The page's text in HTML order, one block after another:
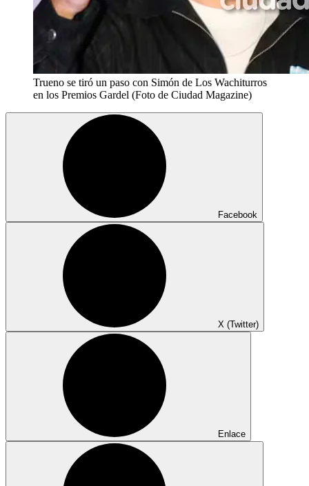
Trueno se tiró un paso con Simón de Los Wachiturros
en los Premios Gardel (Foto de Ciudad Magazine)
Facebook
X (Twitter)
Enlace